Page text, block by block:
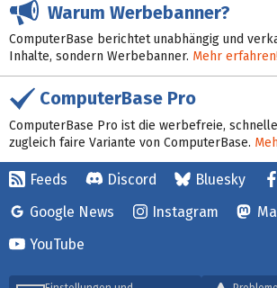
Warum Werbebanner?
ComputerBase berichtet unabhängig und
Inhalte, sondern Werbebanner. Mehr erfahren!
ComputerBase Pro
ComputerBase Pro ist die werbefreie,
zugleich faire Variante von ComputerBase.
Feeds Discord Bluesky
Google News
Instagram
YouTube